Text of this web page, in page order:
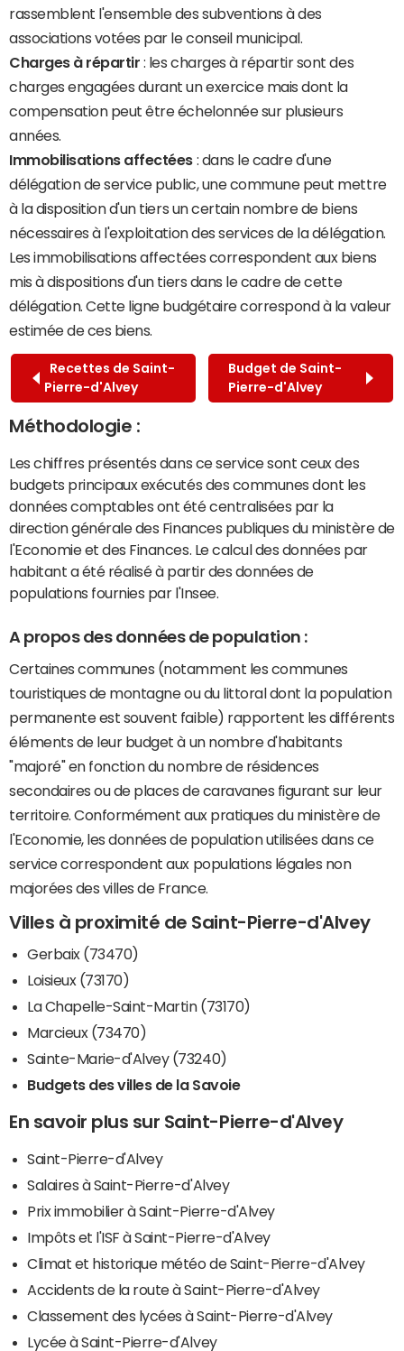
rassemblent l'ensemble des subventions à des
associations votées par le conseil municipal.
Charges à répartir : les charges à répartir sont des
charges engagées durant un exercice mais dont la
compensation peut être échelonnée sur plusieurs
années.
Immobilisations affectées : dans le cadre d'une
délégation de service public, une commune peut mettre
à la disposition d'un tiers un certain nombre de biens
nécessaires à l'exploitation des services de la délégation.
Les immobilisations affectées correspondent aux biens
mis à dispositions d'un tiers dans le cadre de cette
délégation. Cette ligne budgétaire correspond à la valeur
estimée de ces biens.
Recettes de Saint-
Pierre-d'Alvey
Budget de Saint-
Pierre-d'Alvey
Méthodologie :
Les chiffres présentés dans ce service sont ceux des
budgets principaux exécutés des communes dont les
données comptables ont été centralisées par la
direction générale des Finances publiques du ministère de
l'Economie et des Finances. Le calcul des données par
habitant a été réalisé à partir des données de
populations fournies par l'Insee.
A propos des données de population :
Certaines communes (notamment les communes
touristiques de montagne ou du littoral dont la population
permanente est souvent faible) rapportent les différents
éléments de leur budget à un nombre d'habitants
"majoré" en fonction du nombre de résidences
secondaires ou de places de caravanes figurant sur leur
territoire. Conformément aux pratiques du ministère de
l'Economie, les données de population utilisées dans ce
service correspondent aux populations légales non
majorées des villes de France.
Villes à proximité de Saint-Pierre-d'Alvey
Gerbaix (73470)
Loisieux (73170)
La Chapelle-Saint-Martin (73170)
Marcieux (73470)
Sainte-Marie-d'Alvey (73240)
Budgets des villes de la Savoie
En savoir plus sur Saint-Pierre-d'Alvey
Saint-Pierre-d'Alvey
Salaires à Saint-Pierre-d'Alvey
Prix immobilier à Saint-Pierre-d'Alvey
Impôts et l'ISF à Saint-Pierre-d'Alvey
Climat et historique météo de Saint-Pierre-d'Alvey
Accidents de la route à Saint-Pierre-d'Alvey
Classement des lycées à Saint-Pierre-d'Alvey
Lycée à Saint-Pierre-d'Alvey